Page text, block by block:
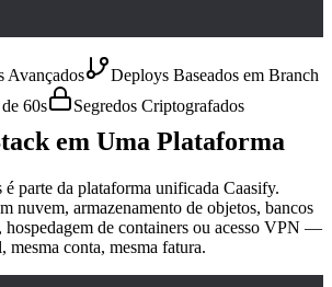
Avançados
Deploys Baseados em Branch
60s
Segredos Criptografados
em Uma Plataforma
parte da plataforma unificada Caasify.
nuvem, armazenamento de objetos, bancos
hospedagem de containers ou acesso VPN —
mesma conta, mesma fatura.